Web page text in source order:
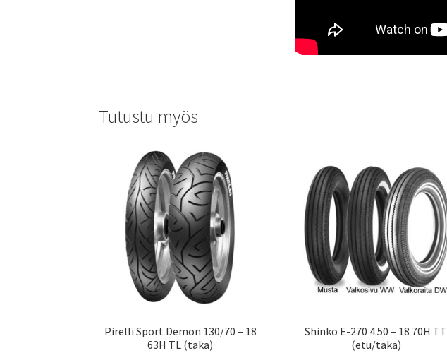
Tutustu myös
Pirelli Sport Demon 130/70 – 18
63H TL (taka)
Shinko E-270 4.50 – 18 70H TT
(etu/taka)